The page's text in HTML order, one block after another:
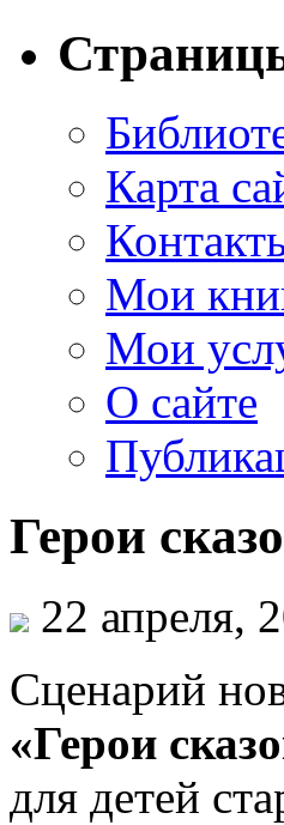
Карта
Мои
Мои
О сайте
Герои
22 апреля,
Сценарий
«Герои
для детей